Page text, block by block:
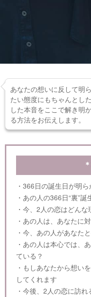
あなたの想いに反して明
たい態度にもちゃんとし
した本音をここで解き明
る方法をお伝えします。
・366日の誕生日が明
・あの人の366日“裏”誕
・今、2人の恋はどん
・あの人は、あなたに
・今、あの人があなた
・あの人は本心では、
ている？
・もしあなたから想
してくれます
・今後、2人の恋に訪